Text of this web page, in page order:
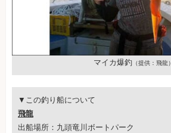
マイカ爆釣 （提供：飛龍）
▼この釣り船について
飛龍
出船場所：九頭竜川ボートパーク